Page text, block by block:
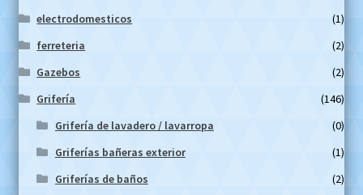
electrodomesticos
(1)
ferreteria
(2)
Gazebos
(2)
Grifería
(146)
Grifería de lavadero / lavarropa
(0)
Griferías bañeras exterior
(1)
Griferías de baños
(2)